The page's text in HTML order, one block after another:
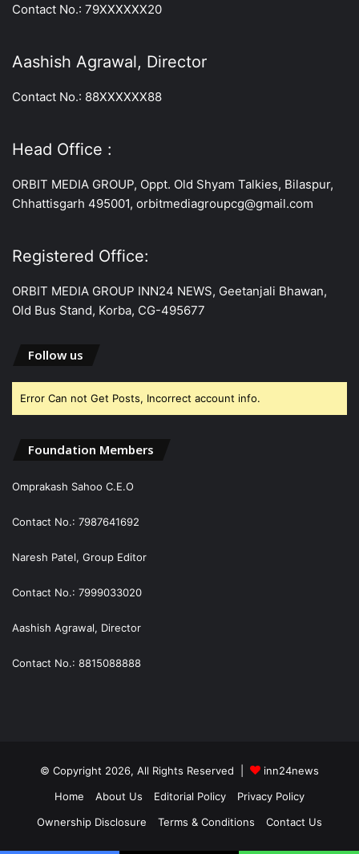
Contact No.: 79XXXXXX20
Aashish Agrawal, Director
Contact No.: 88XXXXXX88
Head Office :
ORBIT MEDIA GROUP, Oppt. Old Shyam Talkies, Bilaspur,
Chhattisgarh 495001, orbitmediagroupcg@gmail.com
Registered Office:
ORBIT MEDIA GROUP INN24 NEWS, Geetanjali Bhawan,
Old Bus Stand, Korba, CG-495677
Follow us
Error Can not Get Posts, Incorrect account info.
Foundation Members
Omprakash Sahoo C.E.O
Contact No.: 7987641692
Naresh Patel, Group Editor
Contact No.: 7999033020
Aashish Agrawal, Director
Contact No.: 8815088888
© Copyright 2026, All Rights Reserved |
inn24news
Home
About Us Editorial Policy
Privacy Policy
Ownership Disclosure
Terms & Conditions Contact Us